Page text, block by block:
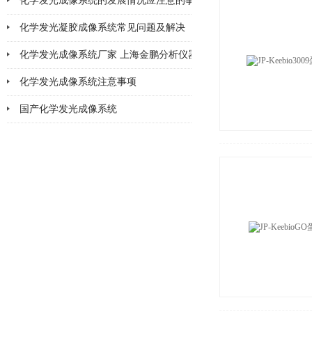
2026-02-11
化学发光凝胶成像系统常见问题及解决
2026-02-06
化学发光成像系统厂家 上海金鹏分析仪器
化学发光成像系统注意事项
国产化学发光成像系统